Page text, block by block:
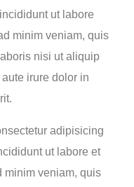
ut labore
minim veniam, quis
nisi ut aliquip
irure dolor in
adipisicing
ut labore et
minim veniam, quis